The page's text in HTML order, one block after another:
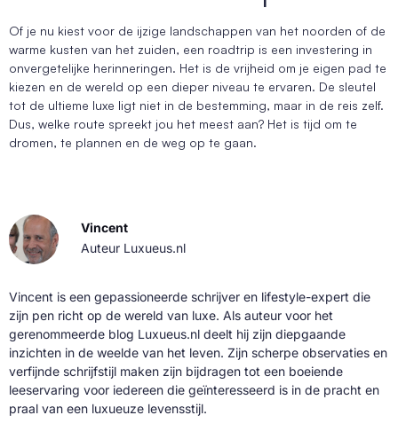
Of je nu kiest voor de ijzige landschappen van het noorden of de
warme kusten van het zuiden, een roadtrip is een investering in
onvergetelijke herinneringen. Het is de vrijheid om je eigen pad te
kiezen en de wereld op een dieper niveau te ervaren. De sleutel
tot de ultieme luxe ligt niet in de bestemming, maar in de reis zelf.
Dus, welke route spreekt jou het meest aan? Het is tijd om te
dromen, te plannen en de weg op te gaan.
Vincent
Auteur Luxueus.nl
Vincent is een gepassioneerde schrijver en lifestyle-expert die
zijn pen richt op de wereld van luxe. Als auteur voor het
gerenommeerde blog Luxueus.nl deelt hij zijn diepgaande
inzichten in de weelde van het leven. Zijn scherpe observaties en
verfijnde schrijfstijl maken zijn bijdragen tot een boeiende
leeservaring voor iedereen die geïnteresseerd is in de pracht en
praal van een luxueuze levensstijl.